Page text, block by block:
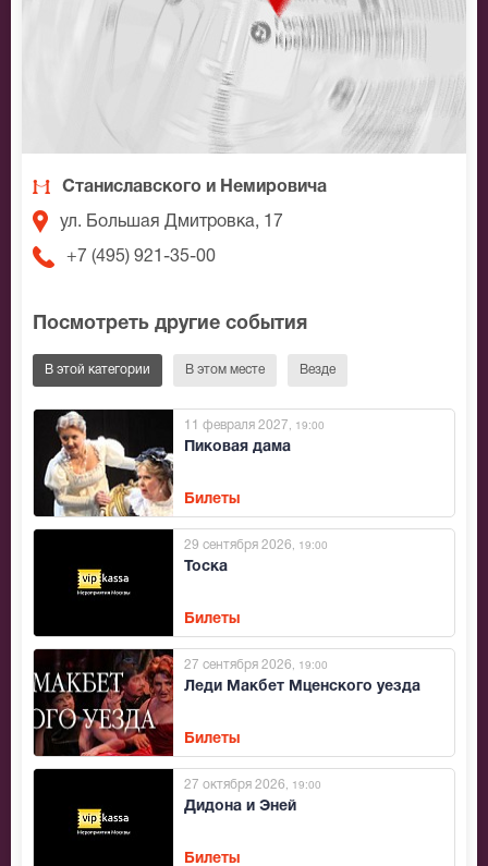
Станиславского и Немировича
ул. Большая Дмитровка, 17
+7 (495) 921-35-00
Посмотреть другие события
В этой категории В этом месте Везде
Пиковая дама
11 февраля 2027 , 19:00
Билеты
Тоска
29 сентября 2026 , 19:00
Билеты
Леди Макбет Мценского уезда
27 сентября 2026 , 19:00
Билеты
Дидона и Эней
27 октября 2026 , 19:00
Билеты